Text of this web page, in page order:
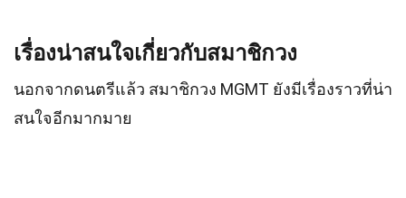
เรื่องน่าสนใจเกี่ยวกับสมาชิกวง
นอกจากดนตรีแล้ว สมาชิกวง MGMT ยังมีเรื่องราวที่น่า
สนใจอีกมากมาย